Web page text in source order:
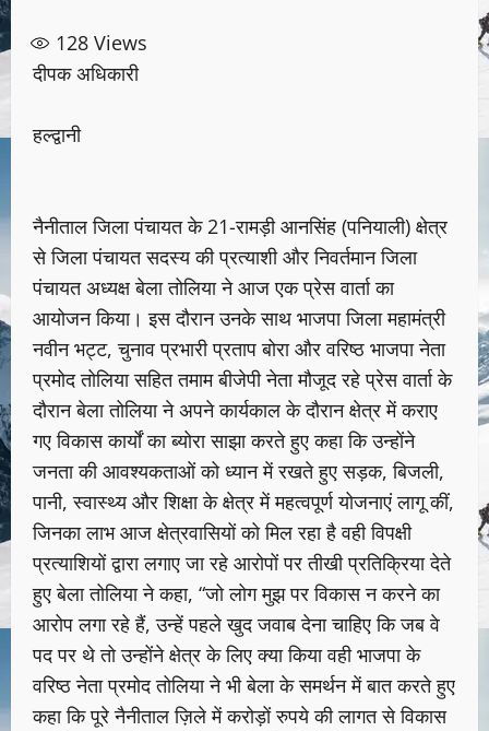
128 Views
दीपक अधिकारी
हल्द्वानी
नैनीताल जिला पंचायत के 21-रामड़ी आनसिंह (पनियाली) क्षेत्र
से जिला पंचायत सदस्य की प्रत्याशी और निवर्तमान जिला
पंचायत अध्यक्ष बेला तोलिया ने आज एक प्रेस वार्ता का
आयोजन किया। इस दौरान उनके साथ भाजपा जिला महामंत्री
नवीन भट्ट, चुनाव प्रभारी प्रताप बोरा और वरिष्ठ भाजपा नेता
प्रमोद तोलिया सहित तमाम बीजेपी नेता मौजूद रहे प्रेस वार्ता के
दौरान बेला तोलिया ने अपने कार्यकाल के दौरान क्षेत्र में कराए
गए विकास कार्यों का ब्योरा साझा करते हुए कहा कि उन्होंने
जनता की आवश्यकताओं को ध्यान में रखते हुए सड़क, बिजली,
पानी, स्वास्थ्य और शिक्षा के क्षेत्र में महत्वपूर्ण योजनाएं लागू कीं,
जिनका लाभ आज क्षेत्रवासियों को मिल रहा है वही विपक्षी
प्रत्याशियों द्वारा लगाए जा रहे आरोपों पर तीखी प्रतिक्रिया देते
हुए बेला तोलिया ने कहा, “जो लोग मुझ पर विकास न करने का
आरोप लगा रहे हैं, उन्हें पहले खुद जवाब देना चाहिए कि जब वे
पद पर थे तो उन्होंने क्षेत्र के लिए क्या किया वही भाजपा के
वरिष्ठ नेता प्रमोद तोलिया ने भी बेला के समर्थन में बात करते हुए
कहा कि पूरे नैनीताल ज़िले में करोड़ों रुपये की लागत से विकास